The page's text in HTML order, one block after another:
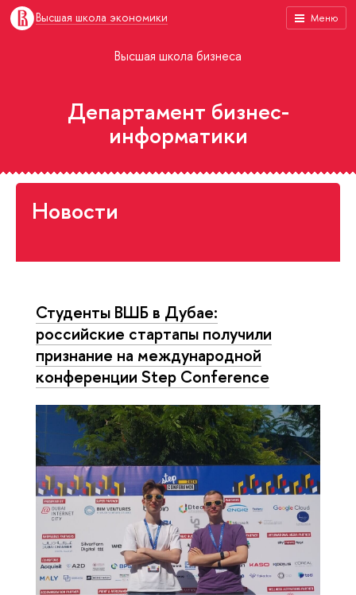
Меню
Высшая школа экономики
Высшая школа бизнеса
Департамент бизнес-
информатики
Новости
Студенты ВШБ в Дубае:
российские стартапы получили
признание на международной
конференции Step Conference